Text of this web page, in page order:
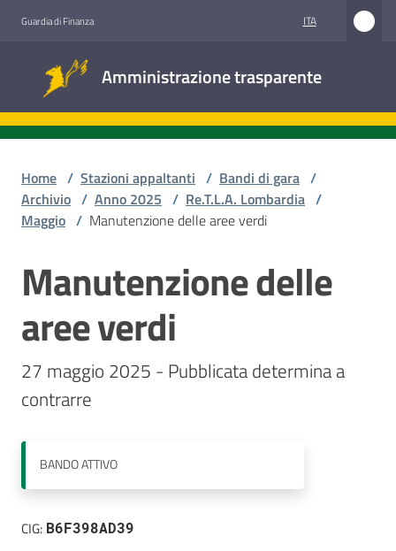
Guardia di Finanza ITA
Amministrazione trasparente
trasparente
Accesso
Stazioni
appaltanti
Contatti
Home / Stazioni appaltanti / Bandi di gara /
Archivio / Anno 2025 / Re.T.L.A. Lombardia /
Maggio / Manutenzione delle aree verdi
Salta al contenuto
Manutenzione delle
aree verdi
27 maggio 2025 - Pubblicata determina a
contrarre
BANDOATTIVO
CIG: B6F398AD39